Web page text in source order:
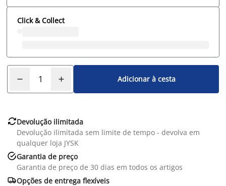
Click & Collect
Adicionar à cesta
Devolução ilimitada
Devolução ilimitada sem limite de tempo - devolva em
qualquer loja JYSK
Garantia de preço
Garantia de preço de 30 dias em todos os artigos
Opções de entrega flexíveis